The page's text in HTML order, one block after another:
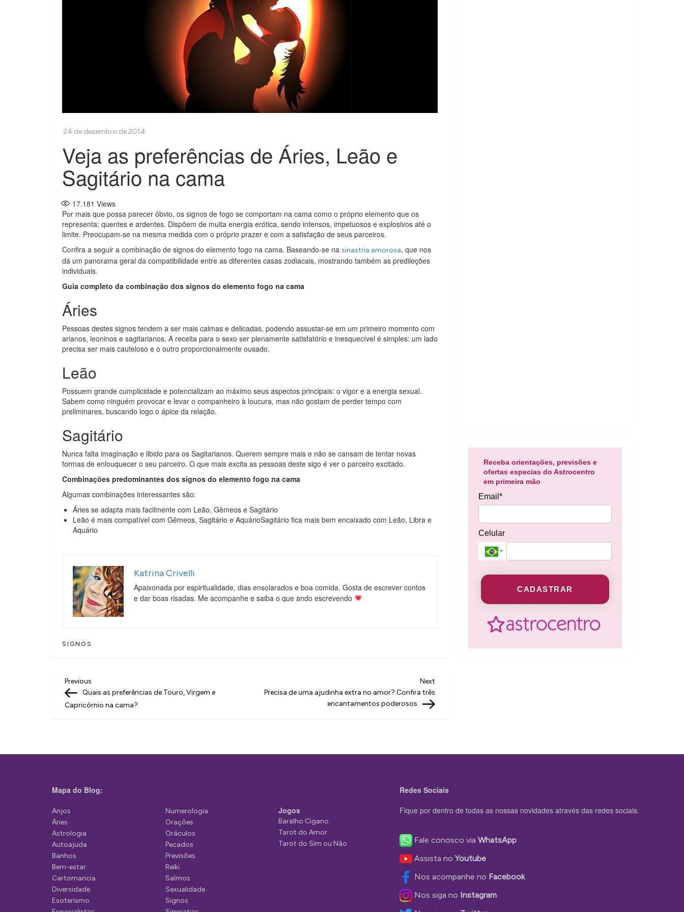
Veja as preferências de Áries, Leão e
Sagitário na cama
17.181 Views
Por mais que possa parecer óbvio, os signos de fogo se comportam na cama como o próprio elemento que os
representa: quentes e ardentes. Dispõem de muita energia erótica, sendo intensos, impetuosos e explosivos até o
limite. Preocupam-se na mesma medida com o próprio prazer e com a satisfação de seus parceiros.
Confira a seguir a combinação de signos do elemento fogo na cama. Baseando-se na sinastria amorosa, que nos
dá um panorama geral da compatibilidade entre as diferentes casas zodiacais, mostrando também as predileções
individuais.
Guia completo da combinação dos signos do elemento fogo na cama
Áries
Pessoas destes signos tendem a ser mais calmas e delicadas, podendo assustar-se em um primeiro momento com
arianos, leoninos e sagitarianos. A receita para o sexo ser plenamente satisfatório e inesquecível é simples: um lado
precisa ser mais cauteloso e o outro proporcionalmente ousado.
Leão
Possuem grande cumplicidade e potencializam ao máximo seus aspectos principais: o vigor e a energia sexual.
Sabem como ninguém provocar e levar o companheiro à loucura, mas não gostam de perder tempo com
preliminares, buscando logo o ápice da relação.
Sagitário
Nunca falta imaginação e libido para os Sagitarianos. Querem sempre mais e não se cansam de tentar novas
formas de enlouquecer o seu parceiro. O que mais excita as pessoas deste sigo é ver o parceiro excitado.
Combinações predominantes dos signos do elemento fogo na cama
Algumas combinações interessantes são:
Áries se adapta mais facilmente com Leão, Gêmeos e Sagitário
Leão é mais compatível com Gêmeos, Sagitário e AquárioSagitário fica mais bem encaixado com Leão, Libra e
Aquário
Katrina Crivelli
Apaixonada por espiritualidade, dias ensolarados e boa comida. Gosta de escrever contos
e dar boas risadas. Me acompanhe e saiba o que ando escrevendo
SIGNOS
N
a
g
ç
o
d
e
P
o
s
Previous
Post
Previous
Quais as preferências de Touro, Virgem e
Capricórnio na cama?
Next
Precisa de uma ajudinha extra no amor? Confira três
encantamentos poderosos
Receba orientações, previsões e
ofertas especias do Astrocentro
em primeira mão
Email*
Celular
CADASTRAR
Mapa do Blog:
Anjos
Áries
Astrologia
Autoajuda
Banhos
Bem-estar
Cartomancia
Diversidade
Esoterismo
Numerologia
Orações
Oráculos
Pecados
Previsões
Reiki
Salmos
Sexualidade
Signos
Jogos
Baralho Cigano
Tarot do Amor
Tarot do Sim ou Não
Redes Sociais
Fique por dentro de todas as nossas novidades através das redes sociais.
Fale conosco via WhatsApp
Assista noYoutube
Nos acompanhe no Facebook
Nos siga no Instagram